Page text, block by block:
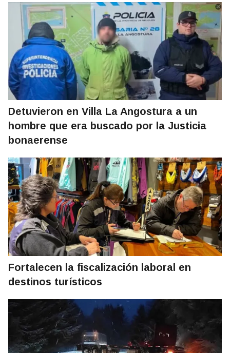
Detuvieron en Villa La Angostura a un
hombre que era buscado por la Justicia
bonaerense
Fortalecen la fiscalización laboral en
destinos turísticos